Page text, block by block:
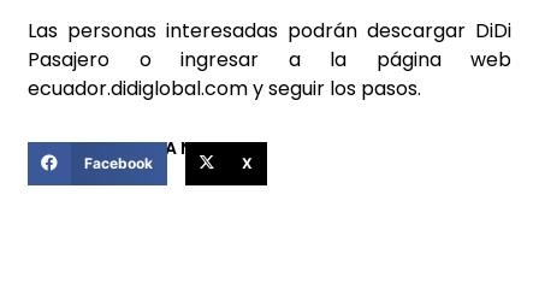
Las personas interesadas podrán descargar DiDi
Pasajero o ingresar a la página web
ecuador.didiglobal.com y seguir los pasos.
COMPARTIR ESTA NOTICIA
Facebook X